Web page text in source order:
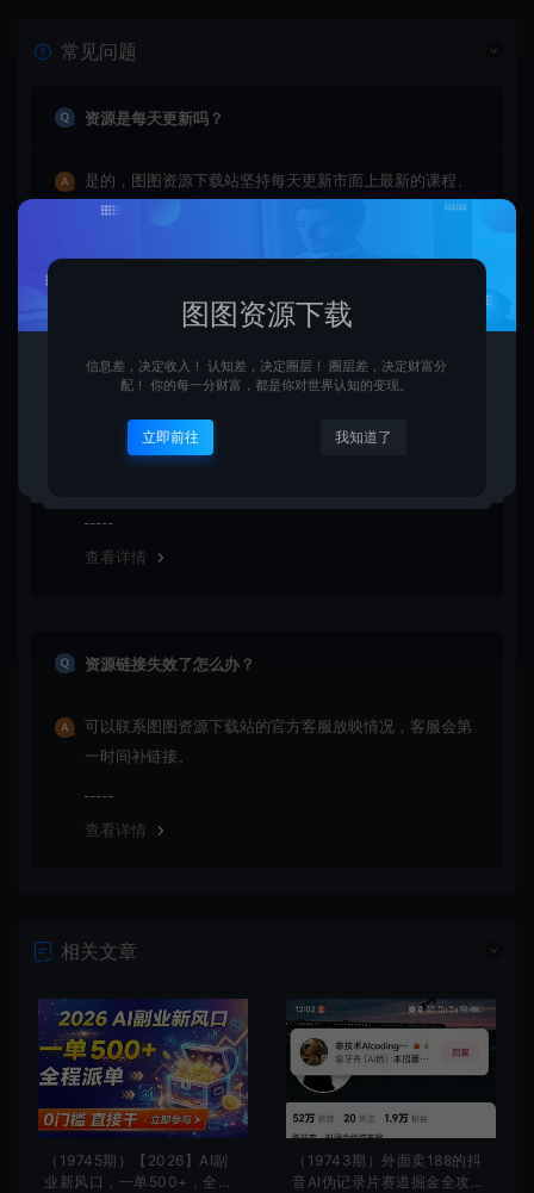
常见问题
资源是每天更新吗？
是的，图图资源下载站坚持每天更新市面上最新的课程、
源码、模板等等资源。
购买后可以退款吗？
由于下载服务的特殊性，一旦您购买使用了下载服务，就
查看详情
资源链接失效了怎么办？
可以联系图图资源下载站的官方客服放映情况，客服会第
一时间补链接。
查看详情
相关文章
（19745期）【2026】AI副
业新风口，一单500+，全程
（19743期）外面卖188的抖
音AI伪记录片赛道掘金全攻
图图资源下载
信息差，决定收入！ 认知差，决定圈层！ 圈层差，决定财富分
配！ 你的每一分财富，都是你对世界认知的变现。
立即前往 我知道了